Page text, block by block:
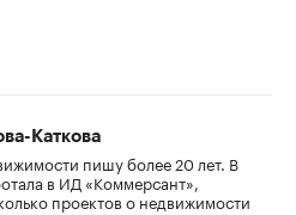
Каткова
пишу более 20 лет. В
в ИД «Коммерсант»,
проектов о недвижимости